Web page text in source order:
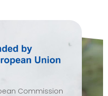
Commission